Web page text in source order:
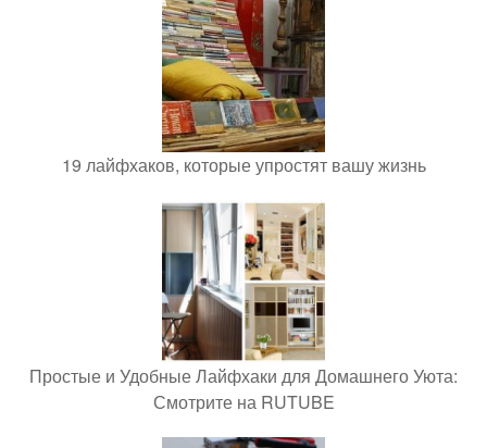
19 лайфхаков, которые упростят вашу жизнь
Простые и Удобные Лайфхаки для Домашнего Уюта:
Смотрите на RUTUBE